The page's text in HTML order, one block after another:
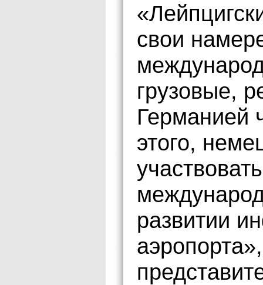
свои
грузовые,
Германией
этого,
развитии